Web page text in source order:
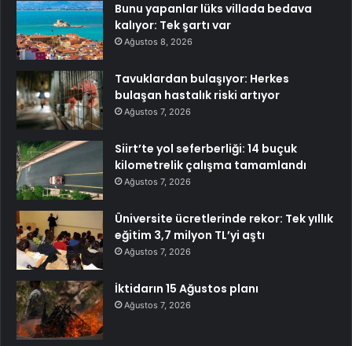
Bunu yapanlar lüks villada bedava
kalıyor: Tek şartı var
Ağustos 8, 2026
Tavuklardan bulaşıyor: Herkes
bulaşan hastalık riski artıyor
Ağustos 7, 2026
Siirt’te yol seferberliği: 14 buçuk
kilometrelik çalışma tamamlandı
Ağustos 7, 2026
Üniversite ücretlerinde rekor: Tek yıllık
eğitim 3,7 milyon TL’yi aştı
Ağustos 7, 2026
İktidarın 15 Ağustos planı
Ağustos 7, 2026